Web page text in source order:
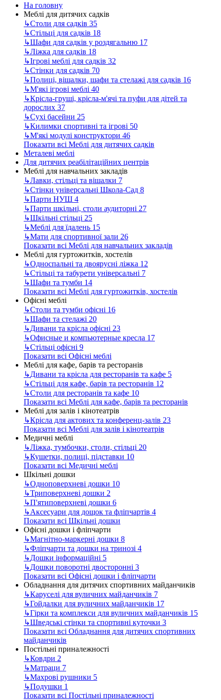
На головну
Меблі для дитячих садків
↳Столи для садків 35
↳Стільці для садків 18
↳Шафи для садків у роздягальню 17
↳Ліжка для садків 18
↳Ігрові меблі для садків 32
↳Стінки для садків 70
↳Полиці, вішалки, шафи та стелажі для садків 16
↳М'які ігрові меблі 40
↳Крісла-груші, крісла-м'ячі та пуфи для дітей та
дорослих 37
↳Сухі басейни 25
↳Килимки спортивні та ігрові 50
↳М'які модулі конструктори 46
Показати всі Меблі для дитячих садків
Металеві меблі
Для дитячих реабілітаційних центрів
Меблі для навчальних закладів
↳Лавки, стільці та вішалки 7
↳Стінки універсальні Школа-Сад 8
↳Парти НУШ 4
↳Парти шкільні, столи аудиторні 27
↳Шкільні стільці 25
↳Меблі для їдалень 15
↳Мати для спортивної зали 26
Показати всі Меблі для навчальних закладів
Меблі для гуртожитків, хостелів
↳Односпальні та двоярусні ліжка 12
↳Стільці та табурети універсальні 7
↳Шафи та тумби 14
Показати всі Меблі для гуртожитків, хостелів
Офісні меблі
↳Столи та тумби офісні 16
↳Шафи та стелажі 20
↳Дивани та крісла офісні 23
↳Офисные и компьютерные кресла 17
↳Стільці офісні 9
Показати всі Офісні меблі
Меблі для кафе, барів та ресторанів
↳Дивани та крісла для ресторанів та кафе 5
↳Стільці для кафе, барів та ресторанів 12
↳Столи для ресторанів та кафе 10
Показати всі Меблі для кафе, барів та ресторанів
Меблі для залів і кінотеатрів
↳Крісла для актових та конференц-залів 23
Показати всі Меблі для залів і кінотеатрів
Медичні меблі
↳Ліжка, тумбочки, столи, стільці 20
↳Кушетки, полиці, підставки 10
Показати всі Медичні меблі
Шкільні дошки
↳Одноповерхневі дошки 10
↳Триповерхневі дошки 2
↳П'ятиповерхневі дошки 6
↳Аксесуари для дощок та фліпчартів 4
Показати всі Шкільні дошки
Офісні дошки і фліпчарти
↳Магнітно-маркерні дошки 8
↳Фліпчарти та дошки на тринозі 4
↳Дошки інформаційні 5
↳Дошки поворотні двосторонні 3
Показати всі Офісні дошки і фліпчарти
Обладнання для дитячих спортивних майданчиків
↳Каруселі для вуличних майданчиків 7
↳Гойдалки для вуличних майданчиків 17
↳Гірки та комплекси для вуличних майданчиків 15
↳Шведські стінки та спортивні куточки 3
Показати всі Обладнання для дитячих спортивних
майданчиків
Постільні приналежності
↳Ковдри 2
↳Матраци 7
↳Махрові рушники 5
↳Подушки 1
Показати всі Постільні приналежності